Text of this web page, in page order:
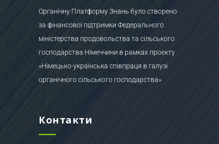
Органічну Платформу Знань було створено
за фінансової підтримки Федерального
міністерства продовольства та сільського
господарства Німеччини в рамках проєкту
«Німецько-українська співпраця в галузі
органічного сільського господарства»
Контакти